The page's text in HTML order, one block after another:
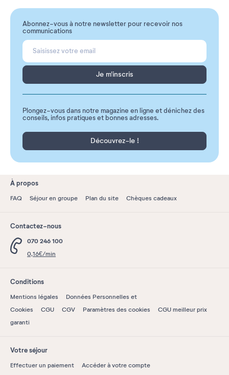
Abonnez-vous à notre newsletter pour recevoir nos
communications
Je m'inscris
Plongez-vous dans notre magazine en ligne et dénichez des
conseils, infos pratiques et bonnes adresses.
Découvrez-le !
À propos
FAQ Séjour en groupe Plan du site Chèques cadeaux
Contactez-nous
070 246 100
0,16€/min
Conditions
Mentions légales
Données Personnelles et
Cookies
CGU CGV Paramètres des cookies
CGU meilleur prix
garanti
Votre séjour
Effectuer un paiement Accéder à votre compte